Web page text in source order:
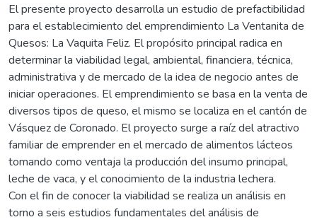
El presente proyecto desarrolla un estudio de prefactibilidad
para el establecimiento del emprendimiento La Ventanita de
Quesos: La Vaquita Feliz. El propósito principal radica en
determinar la viabilidad legal, ambiental, financiera, técnica,
administrativa y de mercado de la idea de negocio antes de
iniciar operaciones. El emprendimiento se basa en la venta de
diversos tipos de queso, el mismo se localiza en el cantón de
Vásquez de Coronado. El proyecto surge a raíz del atractivo
familiar de emprender en el mercado de alimentos lácteos
tomando como ventaja la producción del insumo principal,
leche de vaca, y el conocimiento de la industria lechera.
Con el fin de conocer la viabilidad se realiza un análisis en
torno a seis estudios fundamentales del análisis de